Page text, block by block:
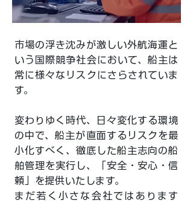
市場の浮き沈みが激しい外航海運と
いう国際競争社会において、船主は
常に様々なリスクにさらされていま
す。
変わりゆく時代、日々変化する環境
の中で、船主が直面するリスクを最
小化すべく、徹底した船主志向の船
舶管理を実行し、「安全・安心・信
頼」を提供いたします。
まだ若く小さな会社ではあります